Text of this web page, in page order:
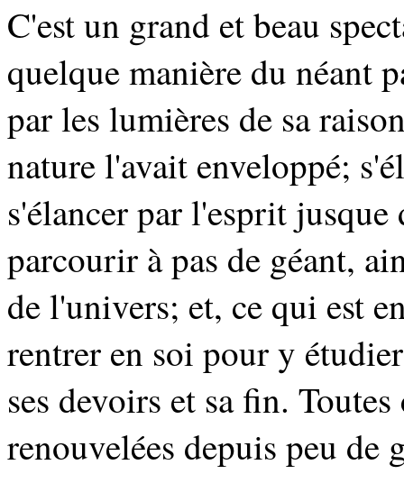
C'est un grand et beau
quelque manière du néant
par les lumières de sa
nature l'avait enveloppé;
s'élancer par l'esprit jusque
parcourir à pas de géant,
de l'univers; et, ce qui est
rentrer en soi pour y
ses devoirs et sa fin.
renouvelées depuis peu de